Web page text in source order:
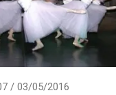
/ 03/05/2016